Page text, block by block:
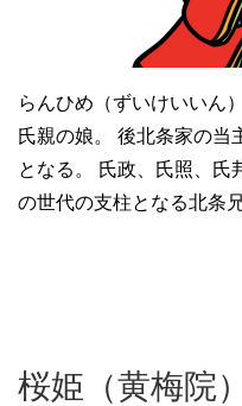
らんひめ（ずいけいいん
氏親の娘。 後北条家の当
となる。 氏政、氏照、氏
の世代の支柱となる北条
桜姫（黄梅院）